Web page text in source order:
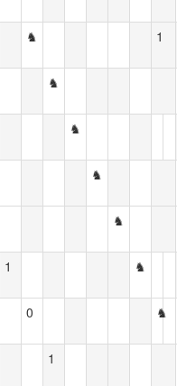
♞ 1
♞
♞
♞
♞
1 ♞
0 ♞
1